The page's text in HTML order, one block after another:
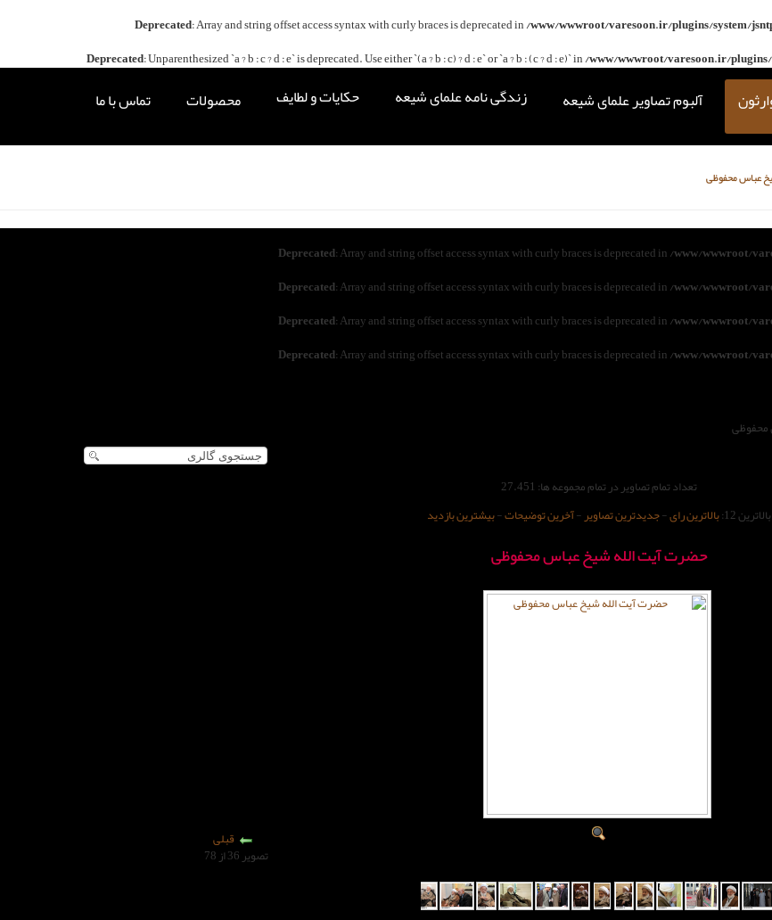
Deprecated: Array and string offset access syntax with curly braces is deprecated in/www/wwwroot/varesoon.ir/plugins/system/
Deprecated: Unparenthesized `a ? b : c ? d : e` is deprecated. Use either `(a ? b : c) ? d : e` or `a ? b : (c ? d : e)` in/www/wwwroot/varesoon.ir/
آلبوم تصاویر علمای شیعه زندگی نامه علمای شیعه حکایات و لطایف محصولات تماس با ما
عباس محفوظی
Deprecated: Array and string offset access syntax with curly braces is deprecated in/www/wwwroot/
Deprecated: Array and string offset access syntax with curly braces is deprecated in/www/wwwroot/
Deprecated: Array and string offset access syntax with curly braces is deprecated in/www/wwwroot/
Deprecated: Array and string offset access syntax with curly braces is deprecated in/www/wwwroot/
محفوظی
تعداد تمام تصاویر در تمام مجموعه ها: 27.451
بالاترین 12:
بالاترین رای-جدیدترین تصاویر-آخرین توضیحات-بیشترین بازدید
حضرت آیت الله شیخ عباس محفوظی
قبلی
تصویر 36 از 78